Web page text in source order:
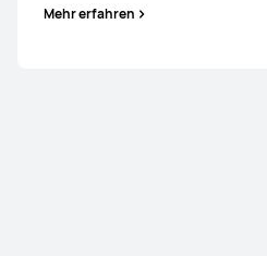
Mehr erfahren